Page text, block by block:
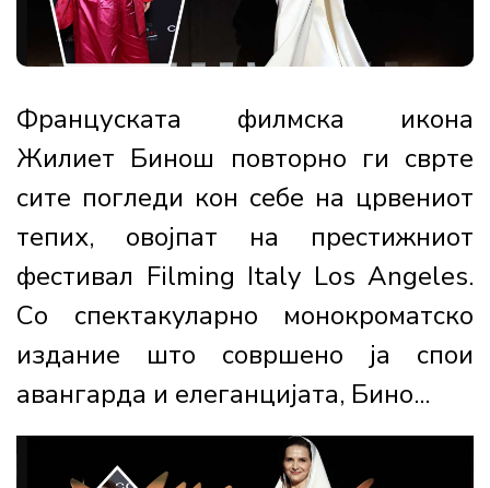
Француската филмска икона
Жилиет Бинош повторно ги сврте
сите погледи кон себе на црвениот
тепих, овојпат на престижниот
фестивал Filming Italy Los Angeles.
Со спектакуларно монокроматско
издание што совршено ја спои
авангарда и елеганцијата, Бино...